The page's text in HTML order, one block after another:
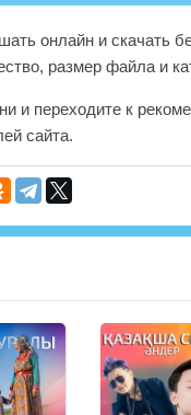
онлайн и скачать
размер файла и
и переходите к
сайта.